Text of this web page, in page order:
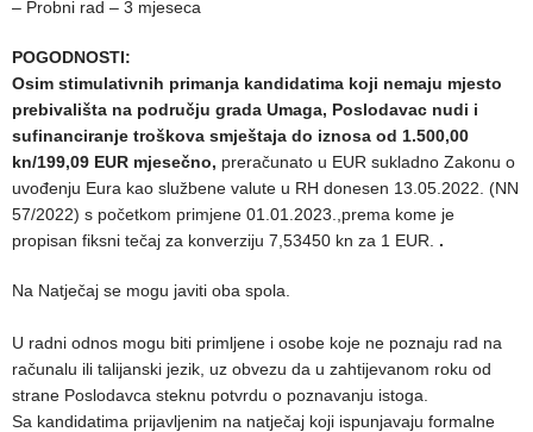
– Probni rad – 3 mjeseca
POGODNOSTI:
Osim stimulativnih primanja kandidatima koji nemaju mjesto
prebivališta na području grada Umaga, Poslodavac nudi i
sufinanciranje troškova smještaja do iznosa od 1.500,00
kn/199,09 EUR mjesečno, preračunato u EUR sukladno Zakonu o
uvođenju Eura kao službene valute u RH donesen 13.05.2022. (NN
57/2022) s početkom primjene 01.01.2023.,prema kome je
propisan fiksni tečaj za konverziju 7,53450 kn za 1 EUR.
.
Na Natječaj se mogu javiti oba spola.
U radni odnos mogu biti primljene i osobe koje ne poznaju rad na
računalu ili talijanski jezik, uz obvezu da u zahtijevanom roku od
strane Poslodavca steknu potvrdu o poznavanju istoga.
Sa kandidatima prijavljenim na natječaj koji ispunjavaju formalne